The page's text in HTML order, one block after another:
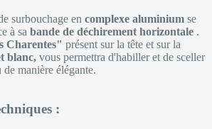
surbouchage en complexe aluminium se
à sa bande de déchirement horizontale .
Charentes" présent sur la tête et sur la
blanc, vous permettra d'habiller et de sceller
manière élégante.
: